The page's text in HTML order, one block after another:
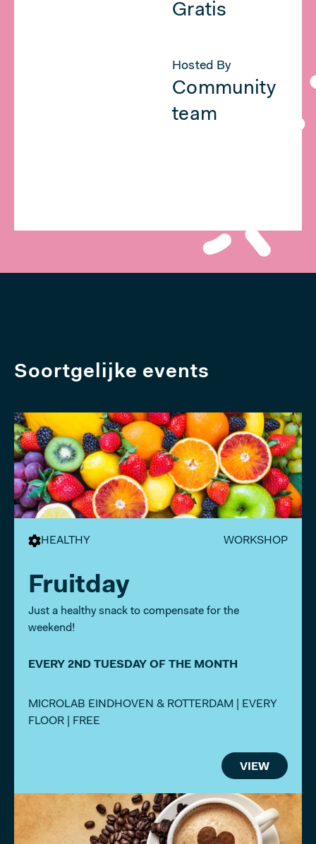
Gratis
Hosted By
Community
team
Soortgelijke events
HEALTHY WORKSHOP
Fruitday
Just a healthy snack to compensate for the
weekend!
EVERY 2ND TUESDAY OF THE MONTH
MICROLAB EINDHOVEN & ROTTERDAM | EVERY
FLOOR | FREE
VIEW